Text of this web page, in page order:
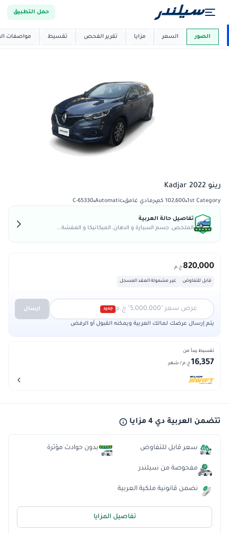
حمل التطبيق
العربية دي ماركت
رينو Kadjar 2022
1st Category 102,600 كم رمادي غامق Automatic
C-65330
تفاصيل حالة العربية
الملخص, جسم السيارة و الدهان, الميكانيكا و العفشة...
820,000 ج.م
قابل للتفاوض غير مشمولة العقد المسجل
عرض سعر "5,000,000" ج.م جديد ارسال
يتم إرسال عرضك لمالك العربية ويمكنه القبول أو الرفض
تقسيط يبدأ من
16,357 ج.م / شهر
تتضمن العربية دي 4 مزايا
سعر قابل للتفاوض
مفحوصة من سيلندر
نضمن قانونية ملكية العربية
بدون حوادث مؤثرة
تفاصيل المزايا
الصور السعر مزايا تقرير الفحص تقسيط مواصفات